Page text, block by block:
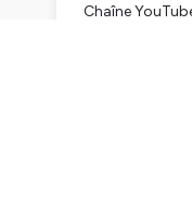
Chaîne